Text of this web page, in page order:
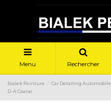
Menu Rechercher
Bialek Peinture Car Detailing Automobile
D-A Coarse